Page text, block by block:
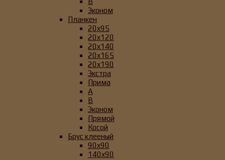
Эконом
Планкен
20x95
20x120
20x140
20x165
20x190
Экстра
Прима
А
B
Эконом
Прямой
Косой
Брус клееный
90x90
140x90